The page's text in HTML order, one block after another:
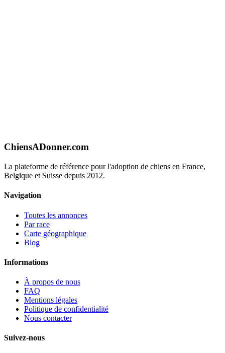
ChiensADonner.com
La plateforme de référence pour l'adoption de chiens en France,
Belgique et Suisse depuis 2012.
Navigation
Toutes les annonces
Par race
Carte géographique
Blog
Informations
À propos de nous
FAQ
Mentions légales
Politique de confidentialité
Nous contacter
Suivez-nous